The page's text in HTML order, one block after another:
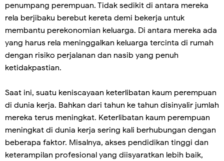
penumpang perempuan. Tidak sedikit di antara mereka
rela berjibaku berebut kereta demi bekerja untuk
membantu perekonomian keluarga. Di antara mereka ada
yang harus rela meninggalkan keluarga tercinta di rumah
dengan risiko perjalanan dan nasib yang penuh
ketidakpastian.
Saat ini, suatu keniscayaan keterlibatan kaum perempuan
di dunia kerja. Bahkan dari tahun ke tahun disinyalir jumlah
mereka terus meningkat. Keterlibatan kaum perempuan
meningkat di dunia kerja sering kali berhubungan dengan
beberapa faktor. Misalnya, akses pendidikan tinggi dan
keterampilan profesional yang diisyaratkan lebih baik,